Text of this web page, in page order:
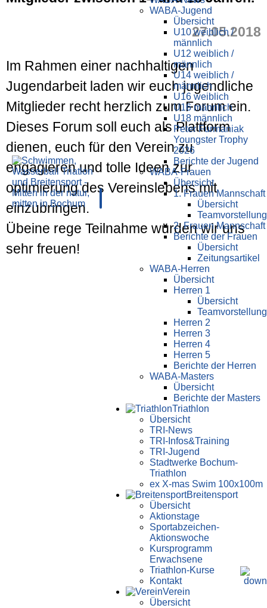
WABA-Jugend
Übersicht
U10 weiblich /
männlich
U12 weiblich /
männlich
U14 weiblich /
männlich
U16 weiblich
U16 männlich
U18 männlich
Peter Furmaniak
Youngster Trophy
2026
Berichte der Jugend
WABA-Frauen
Übersicht
1. Frauen Mannschaft
Übersicht
Teamvorstellung
2. Frauen Mannschaft
Berichte der Frauen
Übersicht
Zeitungsartikel
WABA-Herren
Übersicht
Herren 1
Übersicht
Teamvorstellung
Herren 2
Herren 3
Herren 4
Herren 5
Berichte der Herren
WABA-Masters
Übersicht
Berichte der Masters
Triathlon
Übersicht
TRI-News
TRI-Infos&Training
TRI-Jugend
Stadtwerke Bochum-
Triathlon
ex X-mas Swim 100x100m
Breiten­sport
Übersicht
Aktionstage
Sportabzeichen-
Aktionswoche
Kursprogramm
Erwachsene
Triathlon-Kurse
Kontakt
Verein
Übersicht
27.05.2018
Im Rahmen einer nachhaltigen
Jugendarbeit laden wir euch jugendliche
Mitglieder recht herzlich zum Forum ein.
Dieses Forum soll euch als Plattform
dienen, euch für den Verein zu
engagieren und tolle Ideen zur
optimierung des Vereinslebens mit
einzubringen.
Übeine rege Teilnahme würden wir uns
sehr freuen!